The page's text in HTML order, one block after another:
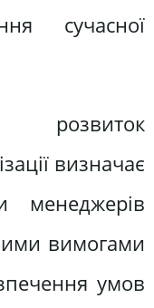
сучасної
розвиток
визначає
менеджерів
вимогами
умов